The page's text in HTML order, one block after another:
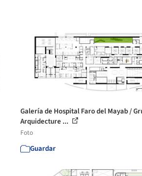
Galería de Hospital Faro del Mayab /
Arquidecture ...
Foto
Guardar